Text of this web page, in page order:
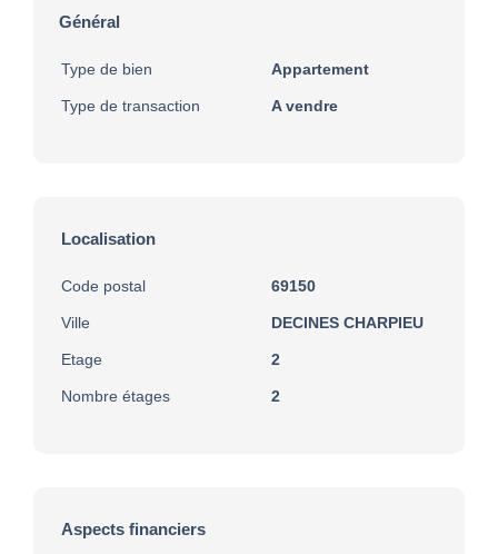
Général
Type de bien Appartement
Type de transaction A vendre
Localisation
Code postal 69150
Ville DECINES CHARPIEU
Etage 2
Nombre étages 2
Aspects financiers